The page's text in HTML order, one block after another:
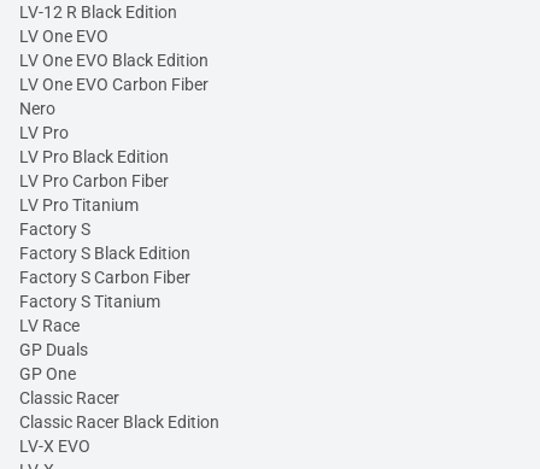
LV-12 R Black Edition
LV One EVO
LV One EVO Black Edition
LV One EVO Carbon Fiber
Nero
LV Pro
LV Pro Black Edition
LV Pro Carbon Fiber
LV Pro Titanium
Factory S
Factory S Black Edition
Factory S Carbon Fiber
Factory S Titanium
LV Race
GP Duals
GP One
Classic Racer
Classic Racer Black Edition
LV-X EVO